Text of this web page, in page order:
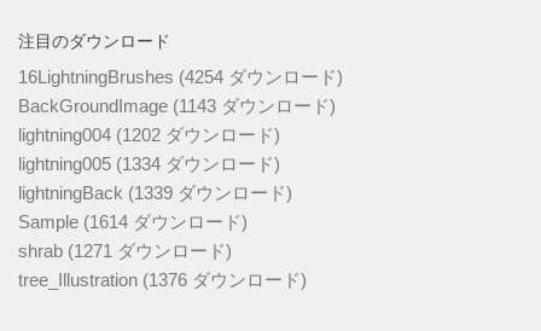
注目のダウンロード
16LightningBrushes (4254 ダウンロード)
BackGroundImage (1143 ダウンロード)
lightning004 (1202 ダウンロード)
lightning005 (1334 ダウンロード)
lightningBack (1339 ダウンロード)
Sample (1614 ダウンロード)
shrab (1271 ダウンロード)
tree_Illustration (1376 ダウンロード)